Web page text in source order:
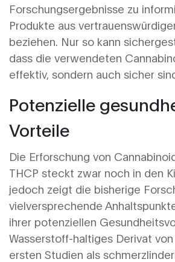
Forschungsergebnisse zu
Produkte aus
beziehen. Nur so kann
dass die verwendeten
effektiv, sondern auch sicher
Potenzielle
Vorteile
Die Erforschung von
THCP steckt zwar noch in den
jedoch zeigt die bisherige
vielversprechende
ihrer potenziellen
Wasserstoff-haltiges Derivat
ersten Studien als